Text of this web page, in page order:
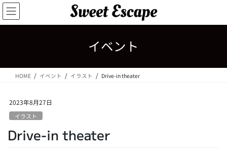
コ
ン
テ
ス
ナ
ビ
ゲ
ン
イベント
HOME イベント イラスト Drive-in theater
2023年8月27日
イラスト
Drive-in theater